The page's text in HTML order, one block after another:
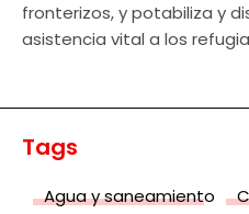
fronterizos, y potabiliza y
asistencia vital a los
Tags
Agua y saneamiento